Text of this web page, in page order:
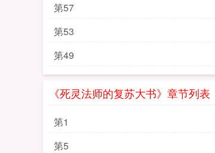
第57
第53
第49
《死灵法师的复苏大书》章节列表
第1
第5